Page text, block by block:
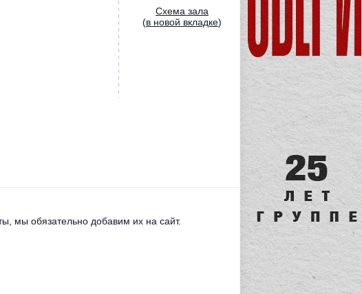
Cхема зала
(в новой вкладке)
мы обязательно добавим их на сайт.